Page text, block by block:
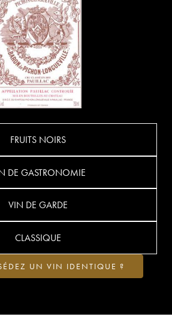
FRUITS NOIRS
DE GASTRONOMIE
VIN DE GARDE
CLASSIQUE
UN VIN IDENTIQUE ?